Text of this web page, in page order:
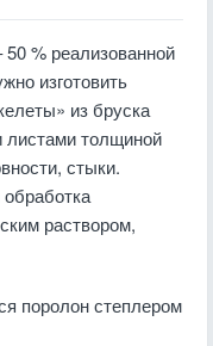
% реализованной
изготовить
из бруска
толщиной
стыки.
раствором,
поролон степлером